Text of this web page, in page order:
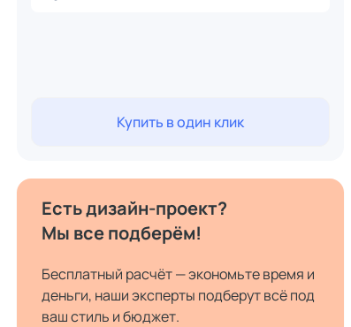
Купить в один клик
Есть дизайн-проект?
Мы все подберём!
Бесплатный расчёт — экономьте время и
деньги, наши эксперты подберут всё под
ваш стиль и бюджет.